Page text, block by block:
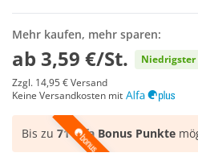
Mehr kaufen, mehr sparen:
ab 3,59 €/St.
Niedrigster
Zzgl. 14,95 €Versand
Keine Versandkosten mit
Bis zu 71 Alfa Bonus Punkte